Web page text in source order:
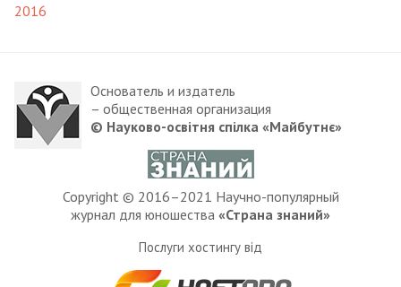
2016
Основатель и издатель
– общественная организация
© Науково-освітня спілка «Майбутнє»
Copyright © 2016–2021 Научно-популярный
журнал для юношества «Страна знаний»
Послуги хостингу від